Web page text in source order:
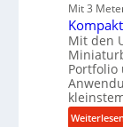
i
e
P
r
o
d
u
Mit 3
Mit den
Portfolio